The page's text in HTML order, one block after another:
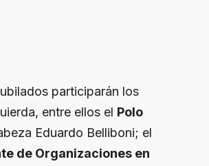
participarán los
entre ellos el Polo
Eduardo Belliboni; el
de Organizaciones en